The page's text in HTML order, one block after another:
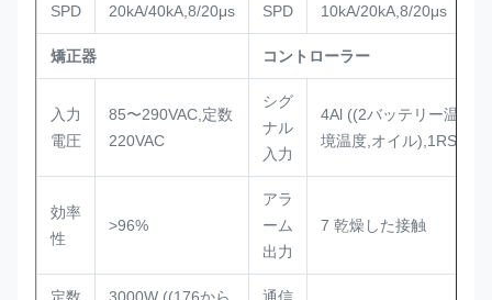
SPD 20kA/40kA,8/20μs SPD 10kA/20kA,8/20μs
矯正器 コントローラー
入力
電圧
85〜290VAC,定数
220VAC
シグ
ナル
入力
4Al ((2バッテリー温度,1
境温度,オイル
効率
性
>96%
アラ
ーム
出力
7 乾燥した接触